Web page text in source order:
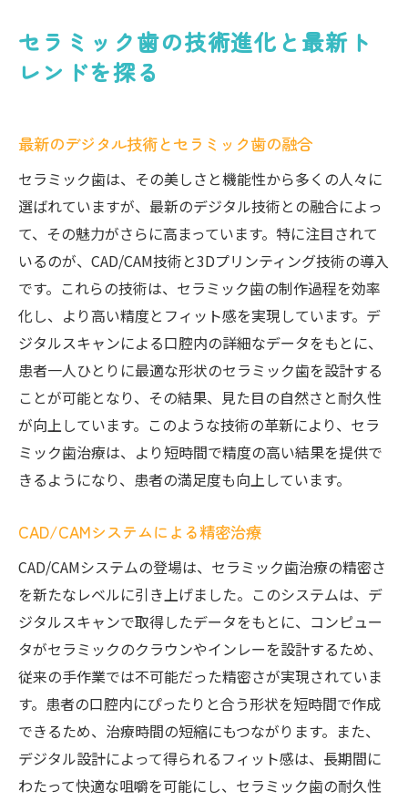
セラミック歯の技術進化と最新ト
レンドを探る
最新のデジタル技術とセラミック歯の融合
セラミック歯は、その美しさと機能性から多くの人々に
選ばれていますが、最新のデジタル技術との融合によっ
て、その魅力がさらに高まっています。特に注目されて
いるのが、CAD/CAM技術と3Dプリンティング技術の導入
です。これらの技術は、セラミック歯の制作過程を効率
化し、より高い精度とフィット感を実現しています。デ
ジタルスキャンによる口腔内の詳細なデータをもとに、
患者一人ひとりに最適な形状のセラミック歯を設計する
ことが可能となり、その結果、見た目の自然さと耐久性
が向上しています。このような技術の革新により、セラ
ミック歯治療は、より短時間で精度の高い結果を提供で
きるようになり、患者の満足度も向上しています。
CAD/CAMシステムによる精密治療
CAD/CAMシステムの登場は、セラミック歯治療の精密さ
を新たなレベルに引き上げました。このシステムは、デ
ジタルスキャンで取得したデータをもとに、コンピュー
タがセラミックのクラウンやインレーを設計するため、
従来の手作業では不可能だった精密さが実現されていま
す。患者の口腔内にぴったりと合う形状を短時間で作成
できるため、治療時間の短縮にもつながります。また、
デジタル設計によって得られるフィット感は、長期間に
わたって快適な咀嚼を可能にし、セラミック歯の耐久性